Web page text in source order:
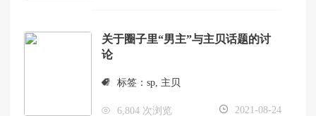
关于圈子里“男主”与主贝话题的讨
论
标签：sp, 主贝
6,804 次浏览 2021-08-24